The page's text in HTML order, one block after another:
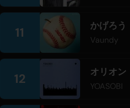
11 かげろう
Vaundy
12 オリオン
YOASOBI